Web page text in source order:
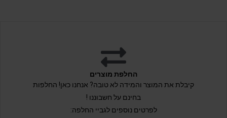
החלפת מוצרים
קיבלת את המוצר והמידה לא טובה? אנחנו כאן! החלפות
בחינם על חשבוננו !
לפרטים נוספים לגביי החלפה: